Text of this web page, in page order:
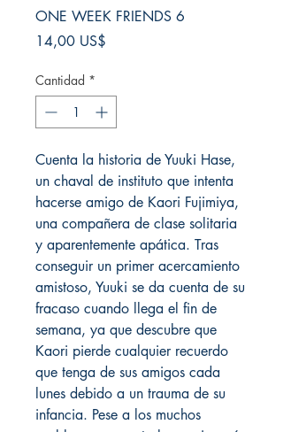
ONE WEEK FRIENDS 6
14,00 US$
Cantidad *
Cuenta la historia de Yuuki Hase,
un chaval de instituto que intenta
hacerse amigo de Kaori Fujimiya,
una compañera de clase solitaria
y aparentemente apática. Tras
conseguir un primer acercamiento
amistoso, Yuuki se da cuenta de su
fracaso cuando llega el fin de
semana, ya que descubre que
Kaori pierde cualquier recuerdo
que tenga de sus amigos cada
lunes debido a un trauma de su
infancia. Pese a los muchos